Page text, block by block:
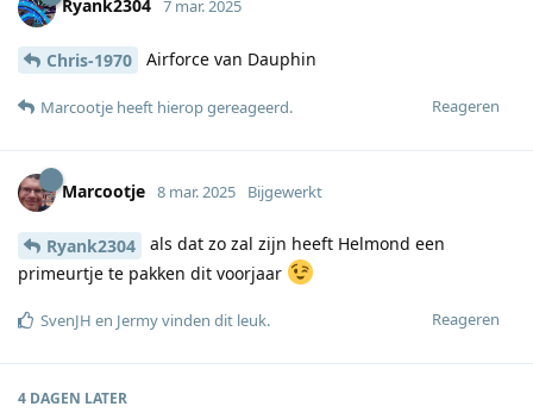
Ryank2304 7 mar. 2025
Chris-1970 Airforce van Dauphin
Reageren
Marcootje heeft hierop gereageerd.
Marcootje 8 mar. 2025 Bijgewerkt
Ryank2304
als dat zo zal zijn heeft Helmond een
primeurtje te pakken dit voorjaar
Reageren
SvenJH en Jermyvinden dit leuk.
4 DAGEN LATER